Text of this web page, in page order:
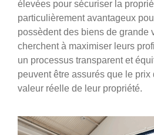
élevées pour sécuriser la
particulièrement avantageux
possèdent des biens de grande
cherchent à maximiser leurs
un processus transparent et
peuvent être assurés que le prix
valeur réelle de leur propriété.